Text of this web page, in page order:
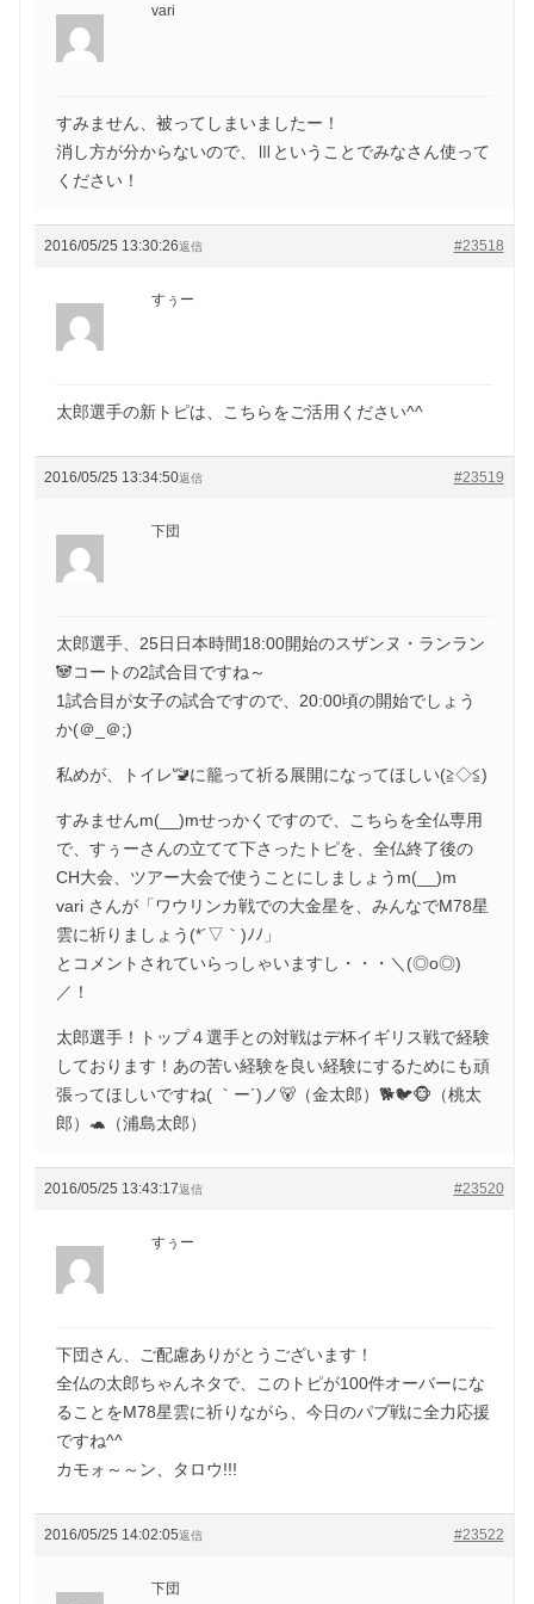
vari
すみません、被ってしまいましたー！
消し方が分からないので、Ⅲということでみなさん使って
ください！
2016/05/25 13:30:26 #23518
返信
すぅー
太郎選手の新トピは、こちらをご活用ください^^
2016/05/25 13:34:50 #23519
返信
下団
太郎選手、25日日本時間18:00開始のスザンヌ・ランラン
🐼コートの2試合目ですね～
1試合目が女子の試合ですので、20:00頃の開始でしょう
か(＠_＠;)
私めが、トイレ🚾に籠って祈る展開になってほしい(≧◇≦)
すみませんm(__)mせっかくですので、こちらを全仏専用
で、すぅーさんの立てて下さったトピを、全仏終了後の
CH大会、ツアー大会で使うことにしましょうm(__)m
vari さんが「ワウリンカ戦での大金星を、みんなでM78星
雲に祈りましょう(*´▽｀)ﾉﾉ」
とコメントされていらっしゃいますし・・・＼(◎o◎)
／！
太郎選手！トップ４選手との対戦はデ杯イギリス戦で経験
しております！あの苦い経験を良い経験にするためにも頑
張ってほしいですね( ｀ー´)ノ🐻（金太郎）🐕🐦🐵（桃太
郎）🐢（浦島太郎）
2016/05/25 13:43:17 #23520
返信
すぅー
下団さん、ご配慮ありがとうございます！
全仏の太郎ちゃんネタで、このトピが100件オーバーにな
ることをM78星雲に祈りながら、今日のパブ戦に全力応援
ですね^^
カモォ～～ン、タロウ!!!
2016/05/25 14:02:05 #23522
返信
下団